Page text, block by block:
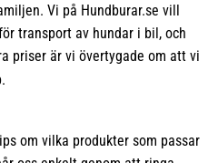
Vi på Hundburar.se vill
transport av hundar i bil, och
priser är vi övertygade om att vi
om vilka produkter som passar